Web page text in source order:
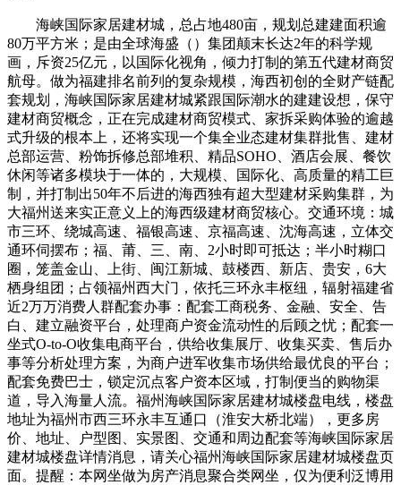
海峡国际家居建材城，总占地480亩，规划总建建面积逾
80万平方米；是由全球海盛（）集团颠末长达2年的科学规
画，斥资25亿元，以国际化视角，倾力打制的第五代建材商贸
航母。做为福建排名前列的复杂规模，海西初创的全财产链配
套规划，海峡国际家居建材城紧跟国际潮水的建建设想，保守
建材商贸概念，正在完成建材商贸模式、家拆采购体验的逾越
式升级的根本上，还将实现一个集全业态建材集群批售、建材
总部运营、粉饰拆修总部堆积、精品SOHO、酒店会展、餐饮
休闲等诸多模块于一体的，大规模、国际化、高质量的精工巨
制，并打制出50年不后进的海西独有超大型建材采购集群，为
大福州送来实正意义上的海西级建材商贸核心。交通环境：城
市三环、绕城高速、福银高速、京福高速、沈海高速，立体交
通环伺摆布；福、莆、三、南、2小时即可抵达；半小时糊口
圈，笼盖金山、上街、闽江新城、鼓楼西、新店、贵安，6大
栖身组团；占领福州西大门，依托三环永丰枢纽，辐射福建省
近2万万消费人群配套办事：配套工商税务、金融、安全、告
白、建立融资平台，处理商户资金流动性的后顾之忧；配套一
坐式O-to-O收集电商平台，供给收集展厅、收集买卖、售后办
事等分析处理方案，为商户进军收集市场供给最优良的平台；
配套免费巴士，锁定沉点客户资本区域，打制便当的购物渠
道，导入海量人流。福州海峡国际家居建材城楼盘电线，楼盘
地址为福州市西三环永丰互通口（淮安大桥北端），更多房
价、地址、户型图、实景图、交通和周边配套等海峡国际家居
建材城楼盘详情消息，请关心福州海峡国际家居建材城楼盘页
面。提醒：本网坐做为房产消息聚合类网坐，仅为便利泛博用